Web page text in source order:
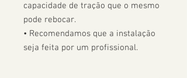
capacidade de tração que o mesmo
pode rebocar.
• Recomendamos que a instalação
seja feita por um profissional.